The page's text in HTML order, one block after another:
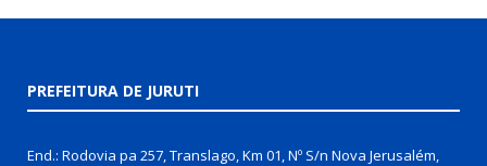
PREFEITURA DE JURUTI
End.: Rodovia pa 257, Translago, Km 01, Nº S/n Nova Jerusalém,